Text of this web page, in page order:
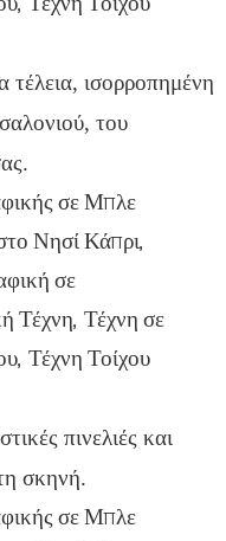
ισορροπημένη
του
πινελιές και
σκηνή.